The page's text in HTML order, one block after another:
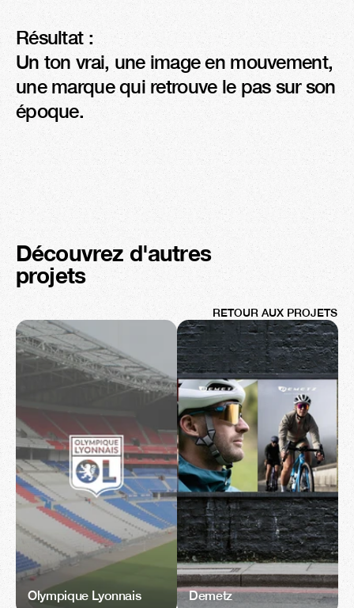
Résultat :
Un ton vrai, une image en mouvement,
une marque qui retrouve le pas sur son
époque.
Découvrez d'autres
projets
RETOUR AUX PROJETS
Olympique Lyonnais Demetz